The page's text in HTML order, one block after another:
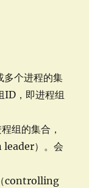
个进程的集
ID，即进程组
组的集合，
leader）。会
controlling